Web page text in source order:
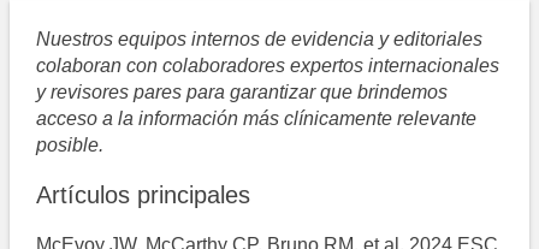
Nuestros equipos internos de evidencia y editoriales
colaboran con colaboradores expertos internacionales
y revisores pares para garantizar que brindemos
acceso a la información más clínicamente relevante
posible.
Artículos principales
McEvoy JW, McCarthy CP, Bruno RM, et al. 2024 ESC